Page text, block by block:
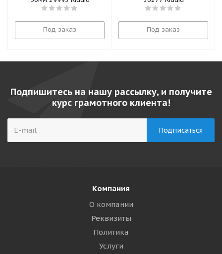
Под заказ Под заказ
Подпишитесь на нашу рассылку, и получите
курс грамотного клиента!
Компания
О компании
Реквизиты
Политика
Услуги